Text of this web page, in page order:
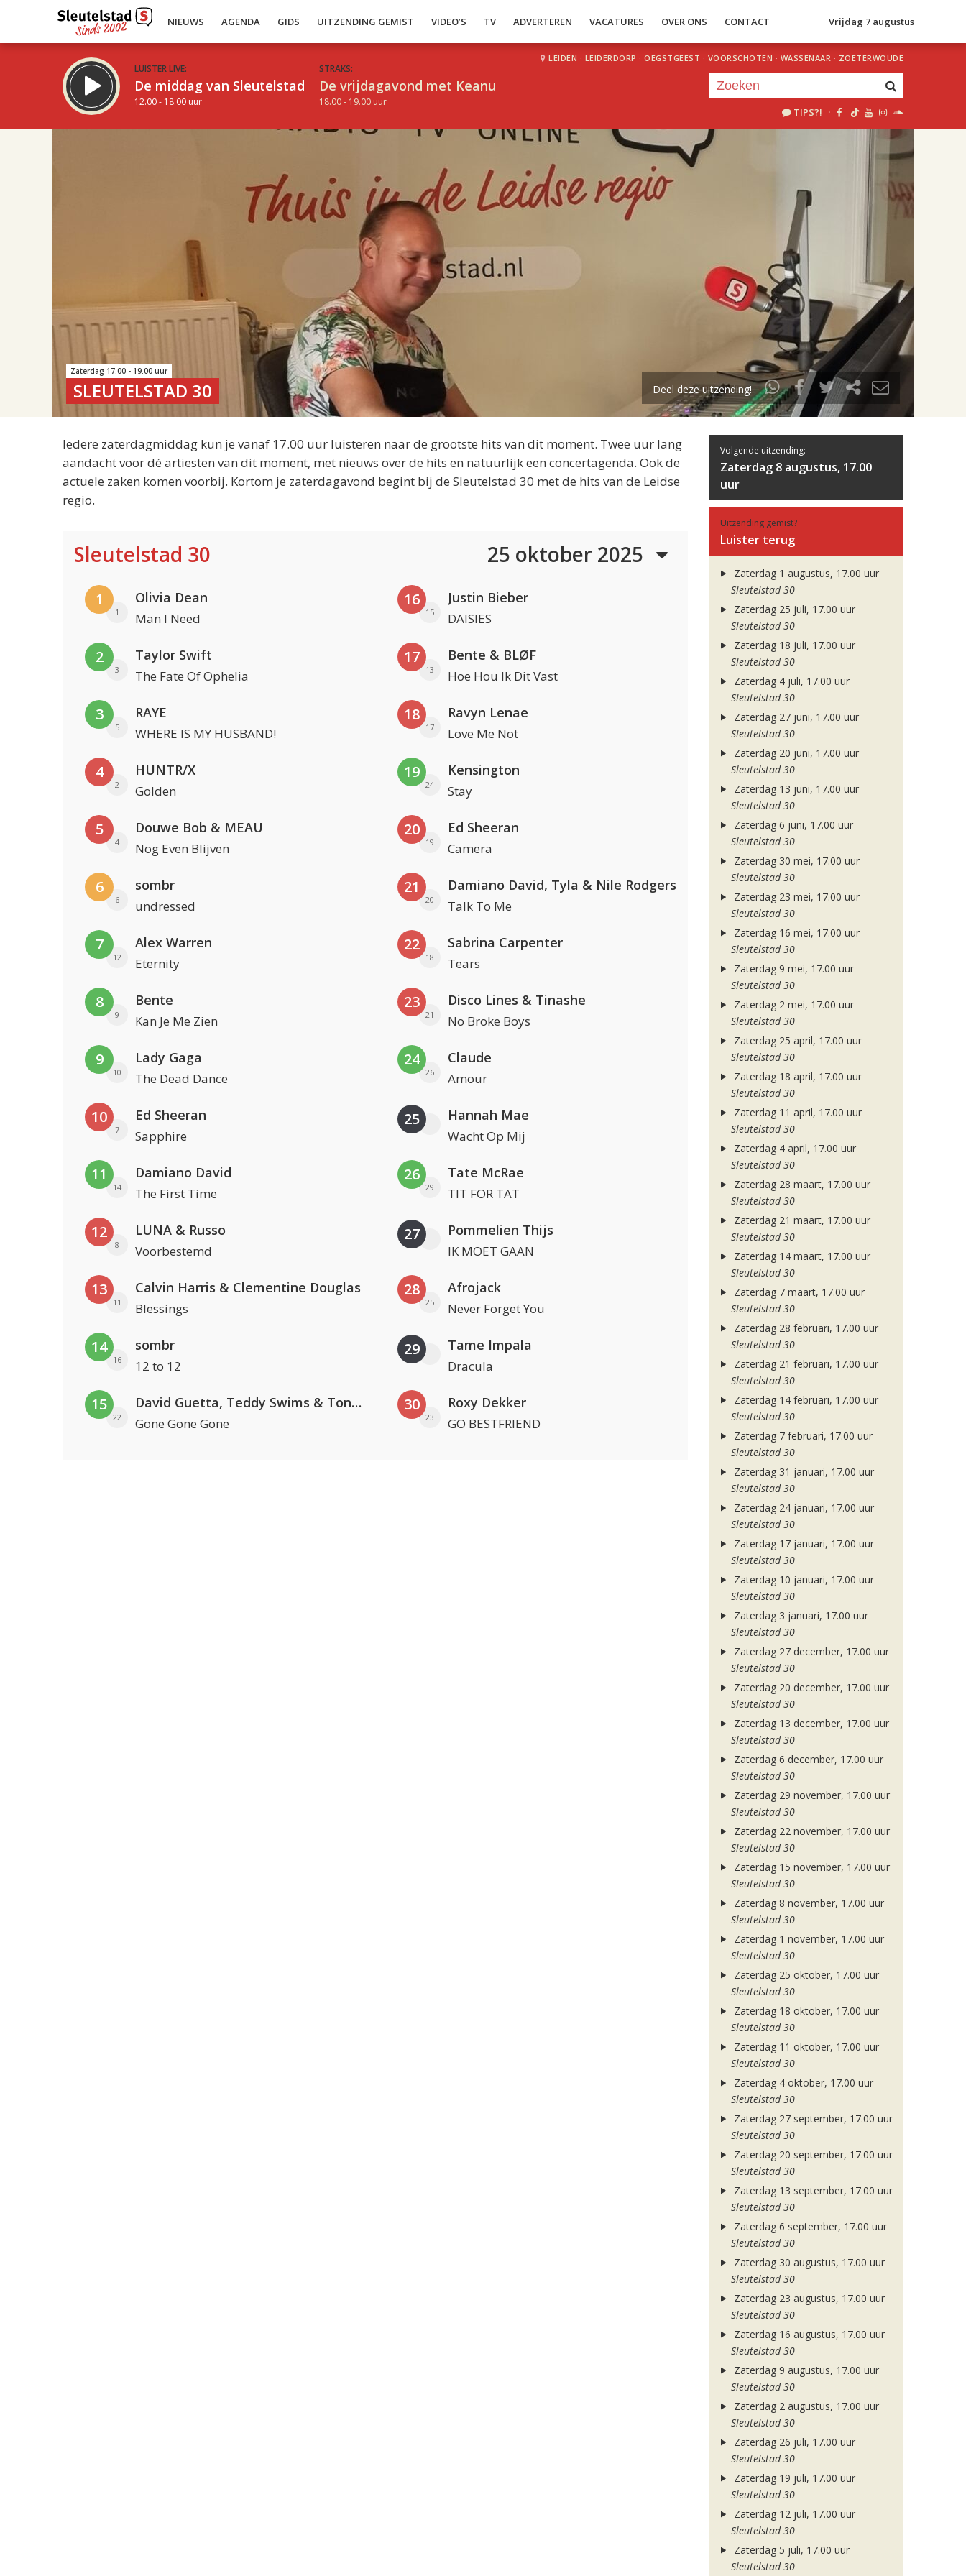
NIEUWS AGENDA GIDS UITZENDING GEMIST VIDEO’S TV ADVERTEREN VACATURES OVER ONS CONTACT Vrijdag 7 augustus
LUISTER LIVE:
De middag van Sleutelstad
12.00 - 18.00 uur
STRAKS:
De vrijdagavond met Keanu
18.00 - 19.00 uur
LEIDEN · LEIDERDORP · OEGSTGEEST · VOORSCHOTEN · WASSENAAR · ZOETERWOUDE
TIPS?! ·
uur 1 van 2
Volgend uur
Zaterdag 17.00 - 19.00 uur
SLEUTELSTAD 30 Deel deze uitzending!
Iedere zaterdagmiddag kun je vanaf 17.00 uur luisteren naar de grootste hits van dit moment. Twee uur lang
aandacht voor dé artiesten van dit moment, met nieuws over de hits en natuurlijk een concertagenda. Ook de
actuele zaken komen voorbij. Kortom je zaterdagavond begint bij de Sleutelstad 30 met de hits van de Leidse
regio.
Sleutelstad 30 25 oktober 2025
1
1
Olivia Dean
Man I Need
2
3
Taylor Swift
The Fate Of Ophelia
3
5
RAYE
WHERE IS MY HUSBAND!
4
2
HUNTR/X
Golden
5
4
Douwe Bob & MEAU
Nog Even Blijven
6
6
sombr
undressed
7
12
Alex Warren
Eternity
8
9
Bente
Kan Je Me Zien
9
10
Lady Gaga
The Dead Dance
10
7
Ed Sheeran
Sapphire
11
14
Damiano David
The First Time
12
8
LUNA & Russo
Voorbestemd
13
11
Calvin Harris & Clementine Douglas
Blessings
14
16
sombr
12 to 12
15
22
David Guetta, Teddy Swims & Tones And I
Gone Gone Gone
16
15
Justin Bieber
DAISIES
17
13
Bente & BLØF
Hoe Hou Ik Dit Vast
18
17
Ravyn Lenae
Love Me Not
19
24
Kensington
Stay
20
19
Ed Sheeran
Camera
21
20
Damiano David, Tyla & Nile Rodgers
Talk To Me
22
18
Sabrina Carpenter
Tears
23
21
Disco Lines & Tinashe
No Broke Boys
24
26
Claude
Amour
25 Hannah Mae
Wacht Op Mij
26
29
Tate McRae
TIT FOR TAT
27 Pommelien Thijs
IK MOET GAAN
28
25
Afrojack
Never Forget You
29 Tame Impala
Dracula
30
23
Roxy Dekker
GO BESTFRIEND
Volgende uitzending:
Zaterdag 8 augustus, 17.00
uur
Uitzending gemist?
Luister terug
Zaterdag 1 augustus, 17.00 uur
Sleutelstad 30
Zaterdag 25 juli, 17.00 uur
Sleutelstad 30
Zaterdag 18 juli, 17.00 uur
Sleutelstad 30
Zaterdag 4 juli, 17.00 uur
Sleutelstad 30
Zaterdag 27 juni, 17.00 uur
Sleutelstad 30
Zaterdag 20 juni, 17.00 uur
Sleutelstad 30
Zaterdag 13 juni, 17.00 uur
Sleutelstad 30
Zaterdag 6 juni, 17.00 uur
Sleutelstad 30
Zaterdag 30 mei, 17.00 uur
Sleutelstad 30
Zaterdag 23 mei, 17.00 uur
Sleutelstad 30
Zaterdag 16 mei, 17.00 uur
Sleutelstad 30
Zaterdag 9 mei, 17.00 uur
Sleutelstad 30
Zaterdag 2 mei, 17.00 uur
Sleutelstad 30
Zaterdag 25 april, 17.00 uur
Sleutelstad 30
Zaterdag 18 april, 17.00 uur
Sleutelstad 30
Zaterdag 11 april, 17.00 uur
Sleutelstad 30
Zaterdag 4 april, 17.00 uur
Sleutelstad 30
Zaterdag 28 maart, 17.00 uur
Sleutelstad 30
Zaterdag 21 maart, 17.00 uur
Sleutelstad 30
Zaterdag 14 maart, 17.00 uur
Sleutelstad 30
Zaterdag 7 maart, 17.00 uur
Sleutelstad 30
Zaterdag 28 februari, 17.00 uur
Sleutelstad 30
Zaterdag 21 februari, 17.00 uur
Sleutelstad 30
Zaterdag 14 februari, 17.00 uur
Sleutelstad 30
Zaterdag 7 februari, 17.00 uur
Sleutelstad 30
Zaterdag 31 januari, 17.00 uur
Sleutelstad 30
Zaterdag 24 januari, 17.00 uur
Sleutelstad 30
Zaterdag 17 januari, 17.00 uur
Sleutelstad 30
Zaterdag 10 januari, 17.00 uur
Sleutelstad 30
Zaterdag 3 januari, 17.00 uur
Sleutelstad 30
Zaterdag 27 december, 17.00 uur
Sleutelstad 30
Zaterdag 20 december, 17.00 uur
Sleutelstad 30
Zaterdag 13 december, 17.00 uur
Sleutelstad 30
Zaterdag 6 december, 17.00 uur
Sleutelstad 30
Zaterdag 29 november, 17.00 uur
Sleutelstad 30
Zaterdag 22 november, 17.00 uur
Sleutelstad 30
Zaterdag 15 november, 17.00 uur
Sleutelstad 30
Zaterdag 8 november, 17.00 uur
Sleutelstad 30
Zaterdag 1 november, 17.00 uur
Sleutelstad 30
Zaterdag 25 oktober, 17.00 uur
Sleutelstad 30
Zaterdag 18 oktober, 17.00 uur
Sleutelstad 30
Zaterdag 11 oktober, 17.00 uur
Sleutelstad 30
Zaterdag 4 oktober, 17.00 uur
Sleutelstad 30
Zaterdag 27 september, 17.00 uur
Sleutelstad 30
Zaterdag 20 september, 17.00 uur
Sleutelstad 30
Zaterdag 13 september, 17.00 uur
Sleutelstad 30
Zaterdag 6 september, 17.00 uur
Sleutelstad 30
Zaterdag 30 augustus, 17.00 uur
Sleutelstad 30
Zaterdag 23 augustus, 17.00 uur
Sleutelstad 30
Zaterdag 16 augustus, 17.00 uur
Sleutelstad 30
Zaterdag 9 augustus, 17.00 uur
Sleutelstad 30
Zaterdag 2 augustus, 17.00 uur
Sleutelstad 30
Zaterdag 26 juli, 17.00 uur
Sleutelstad 30
Zaterdag 19 juli, 17.00 uur
Sleutelstad 30
Zaterdag 12 juli, 17.00 uur
Sleutelstad 30
Zaterdag 5 juli, 17.00 uur
Sleutelstad 30